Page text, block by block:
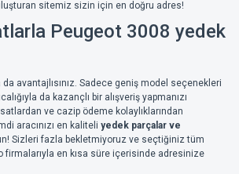
sitemiz sizin için en doğru adres!
Peugeot 3008 yedek
avantajlısınız. Sadece geniş model seçenekleri
da kazançlı bir alışveriş yapmanızı
ve cazip ödeme kolaylıklarından
aracınızı en kaliteli yedek parçalar ve
Sizleri fazla bekletmiyoruz ve seçtiğiniz tüm
firmalarıyla en kısa süre içerisinde adresinize